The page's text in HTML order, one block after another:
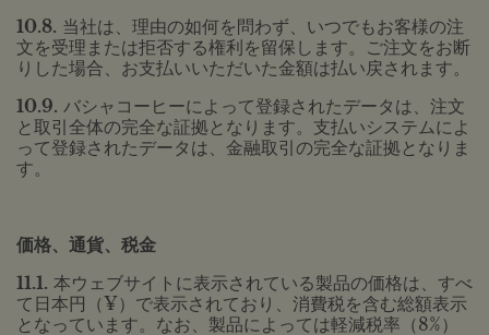
10.8. 当社は、理由の如何を問わず、いつでもお客様の注
文を受理または拒否する権利を留保します。ご注文をお断
りした場合、お支払いいただいた金額は払い戻されます。
10.9. バシャコーヒーによって登録されたデータは、注文
と取引全体の完全な証拠となります。支払いシステムによ
って登録されたデータは、金融取引の完全な証拠となりま
す。
価格、通貨、税金
11.1. 本ウェブサイトに表示されている製品の価格は、すべ
て日本円（¥）で表示されており、消費税を含む総額表示
となっています。なお、製品によっては軽減税率（8%）